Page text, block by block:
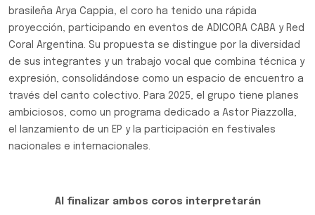
brasileña Arya Cappia, el coro ha tenido una rápida
proyección, participando en eventos de ADICORA CABA y Red
Coral Argentina. Su propuesta se distingue por la diversidad
de sus integrantes y un trabajo vocal que combina técnica y
expresión, consolidándose como un espacio de encuentro a
través del canto colectivo. Para 2025, el grupo tiene planes
ambiciosos, como un programa dedicado a Astor Piazzolla,
el lanzamiento de un EP y la participación en festivales
nacionales e internacionales.
Al finalizar ambos coros interpretarán